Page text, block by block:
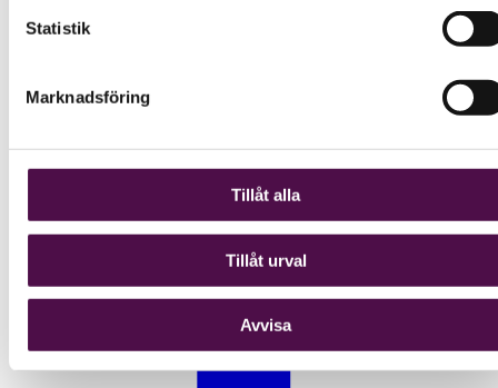
Statistik
Marknadsföring
Tillåt alla
Tillåt urval
Avvisa